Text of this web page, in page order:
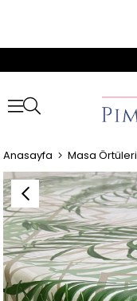
Anasayfa Masa Örtüleri